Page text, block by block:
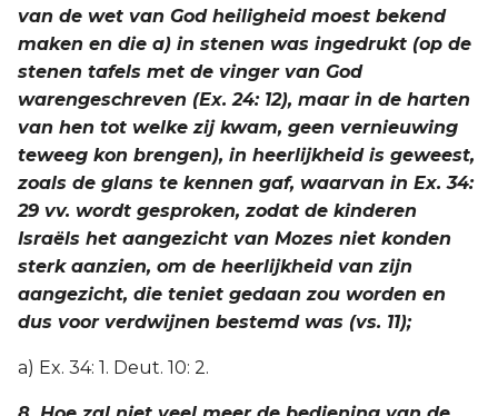
van de wet van God heiligheid moest bekend
maken en die a) in stenen was ingedrukt (op de
stenen tafels met de vinger van God
warengeschreven (Ex. 24: 12), maar in de harten
van hen tot welke zij kwam, geen vernieuwing
teweeg kon brengen), in heerlijkheid is geweest,
zoals de glans te kennen gaf, waarvan in Ex. 34:
29 vv. wordt gesproken, zodat de kinderen
Israëls het aangezicht van Mozes niet konden
sterk aanzien, om de heerlijkheid van zijn
aangezicht, die teniet gedaan zou worden en
dus voor verdwijnen bestemd was (vs. 11);
a) Ex. 34: 1. Deut. 10: 2.